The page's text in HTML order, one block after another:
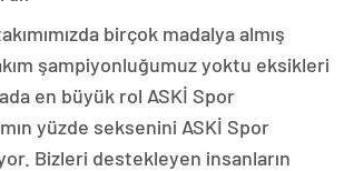
birçok madalya almış
şampiyonluğumuz yoktu eksikleri
en büyük rol ASKİ Spor
yüzde seksenini ASKİ Spor
Bizleri destekleyen insanların